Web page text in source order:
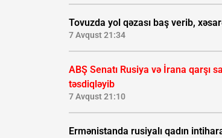
Tovuzda yol qəzası baş verib,
7 Avqust 21:34
ABŞ Senatı Rusiya və İrana qarşı
təsdiqləyib
7 Avqust 21:10
Ermənistanda rusiyalı qadın